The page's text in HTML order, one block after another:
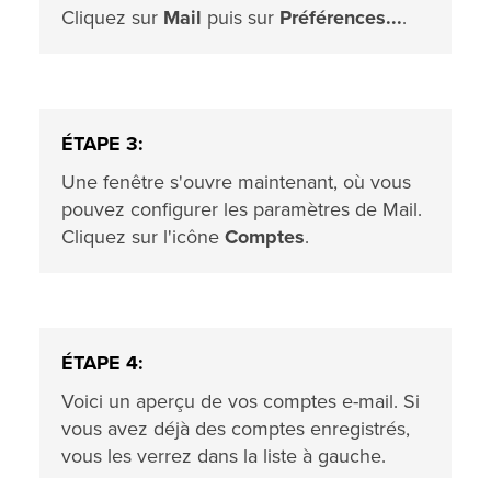
Cliquez sur Mail puis sur Préférences....
ÉTAPE 3:
Une fenêtre s'ouvre maintenant, où vous
pouvez configurer les paramètres de Mail.
Cliquez sur l'icône Comptes.
ÉTAPE 4:
Voici un aperçu de vos comptes e-mail. Si
vous avez déjà des comptes enregistrés,
vous les verrez dans la liste à gauche.